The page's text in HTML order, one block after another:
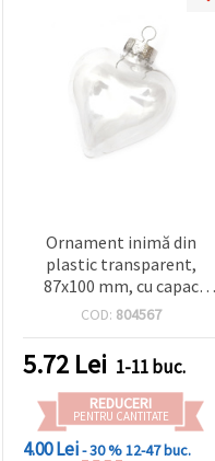
Ornament inimă din
plastic transparent,
87x100 mm, cu capac
metalic și agățătoare
COD: 804567
5.72 Lei 1-11 buc.
REDUCERI
PENTRU CANTITATE
4.00 Lei- 30 %12-47 buc.